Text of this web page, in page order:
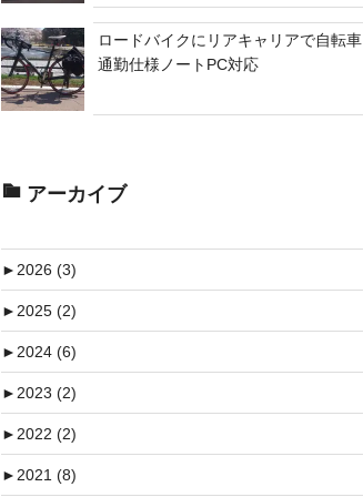
ロードバイクにリアキャリアで自転車
通勤仕様ノートPC対応
アーカイブ
►2026 (3)
►2025 (2)
►2024 (6)
►2023 (2)
►2022 (2)
►2021 (8)